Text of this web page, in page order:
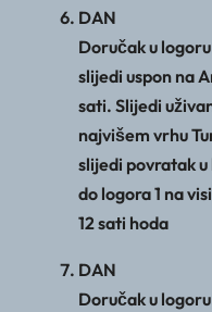
DAN
Doručak u
slijedi uspon na
sati. Slijedi
najvišem vrhu
slijedi povratak
do logora 1 na
12 sati hoda
DAN
Doručak u